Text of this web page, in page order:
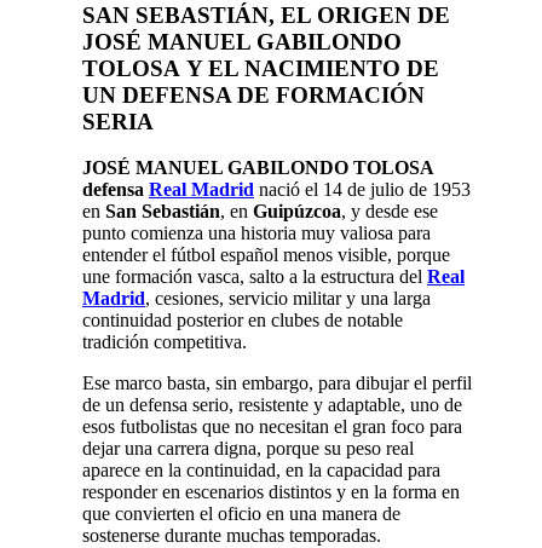
SAN SEBASTIÁN, EL ORIGEN DE
JOSÉ MANUEL GABILONDO
TOLOSA Y EL NACIMIENTO DE
UN DEFENSA DE FORMACIÓN
SERIA
JOSÉ MANUEL GABILONDO TOLOSA
defensa Real Madrid nació el 14 de julio de 1953
en San Sebastián, en Guipúzcoa, y desde ese
punto comienza una historia muy valiosa para
entender el fútbol español menos visible, porque
une formación vasca, salto a la estructura del Real
Madrid, cesiones, servicio militar y una larga
continuidad posterior en clubes de notable
tradición competitiva.
Ese marco basta, sin embargo, para dibujar el perfil
de un defensa serio, resistente y adaptable, uno de
esos futbolistas que no necesitan el gran foco para
dejar una carrera digna, porque su peso real
aparece en la continuidad, en la capacidad para
responder en escenarios distintos y en la forma en
que convierten el oficio en una manera de
sostenerse durante muchas temporadas.